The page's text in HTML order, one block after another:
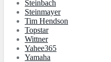
Steinbach
Steinmayer
Tim Hendson
Topstar
Wittner
Yahee365
Yamaha